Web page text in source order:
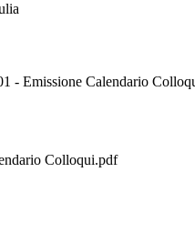
Emissione Calendario
Colloqui.pdf